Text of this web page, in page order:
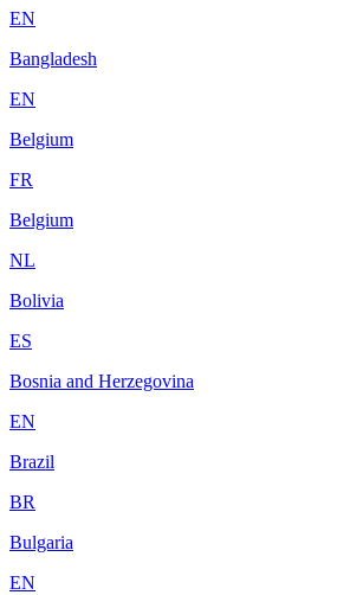
EN
Bangladesh
EN
Belgium
FR
Belgium
NL
Bolivia
ES
Bosnia and Herzegovina
EN
Brazil
BR
Bulgaria
EN